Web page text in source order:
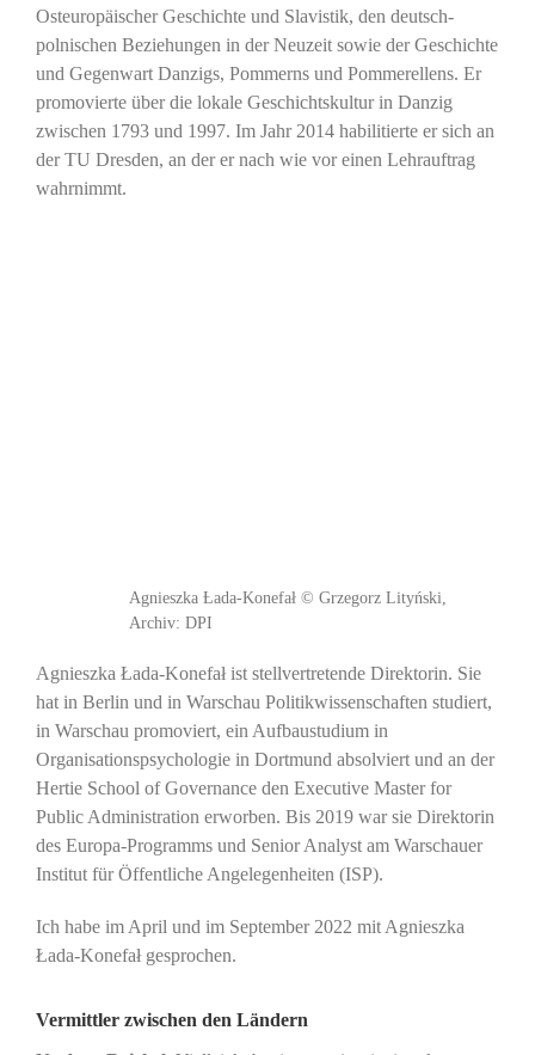
Osteuropäischer Geschichte und Slavistik, den deutsch-
polnischen Beziehungen in der Neuzeit sowie der Geschichte
und Gegenwart Danzigs, Pommerns und Pommerellens. Er
promovierte über die lokale Geschichtskultur in Danzig
zwischen 1793 und 1997. Im Jahr 2014 habilitierte er sich an
der TU Dresden, an der er nach wie vor einen Lehrauftrag
wahrnimmt.
Agnieszka Ƚada-Konefał © Grzegorz Lityński,
Archiv: DPI
Agnieszka Łada-Konefał ist stellvertretende Direktorin. Sie
hat in Berlin und in Warschau Politikwissenschaften studiert,
in Warschau promoviert, ein Aufbaustudium in
Organisationspsychologie in Dortmund absolviert und an der
Hertie School of Governance den Executive Master for
Public Administration erworben. Bis 2019 war sie Direktorin
des Europa-Programms und Senior Analyst am Warschauer
Institut für Öffentliche Angelegenheiten (ISP).
Ich habe im April und im September 2022 mit Agnieszka
Łada-Konefał gesprochen.
Vermittler zwischen den Ländern